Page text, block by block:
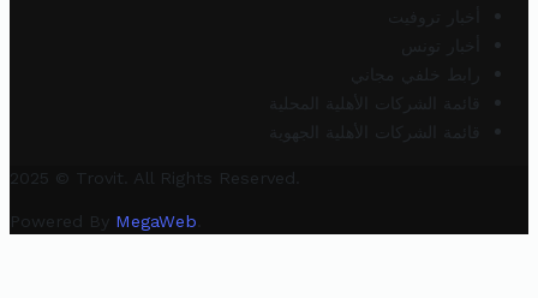
أخبار تروفيت
أخبار تونس
رابط خلفي مجاني
قائمة الشركات الأهلية المحلية
قائمة الشركات الأهلية الجهوية
2025 © Trovit. All Rights Reserved.
Powered By MegaWeb